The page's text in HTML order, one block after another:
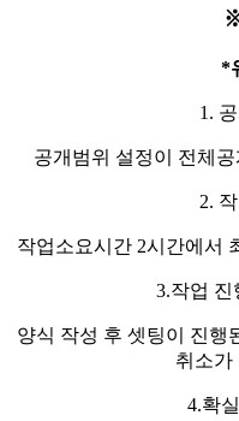
*
1.
공개범위 설정이 전체
2.
작업소요시간 2시간에서
3.작업 진
양식 작성 후 셋팅이 진행
취소가
4.확